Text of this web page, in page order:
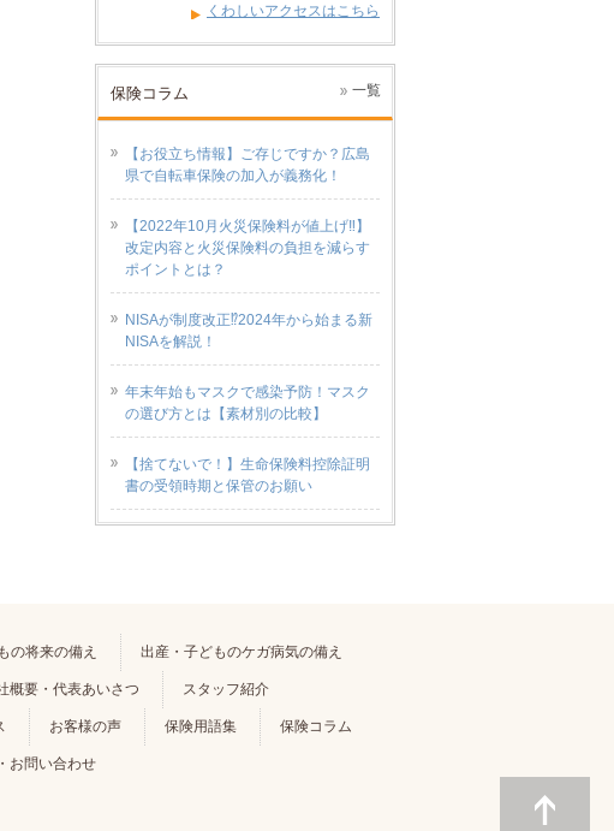
くわしいアクセスはこちら
保険コラム 一覧
【お役立ち情報】ご存じですか？広島
県で自転車保険の加入が義務化！
【2022年10月火災保険料が値上げ‼】
改定内容と火災保険料の負担を減らす
ポイントとは？
NISAが制度改正⁉2024年から始まる新
NISAを解説！
年末年始もマスクで感染予防！マスク
の選び方とは【素材別の比較】
【捨てないで！】生命保険料控除証明
書の受領時期と保管のお願い
の将来の備え 出産・子どものケガ病気の備え
概要・代表あいさつ スタッフ紹介
お客様の声 保険用語集 保険コラム
お問い合わせ